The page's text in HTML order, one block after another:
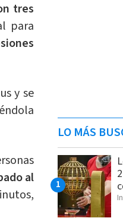
tres
para
y se
al
LO MÁS